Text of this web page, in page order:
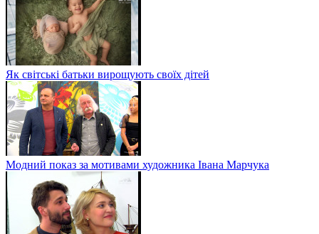
Як світські батьки вирощують своїх дітей
Модний показ за мотивами художника Івана Марчука